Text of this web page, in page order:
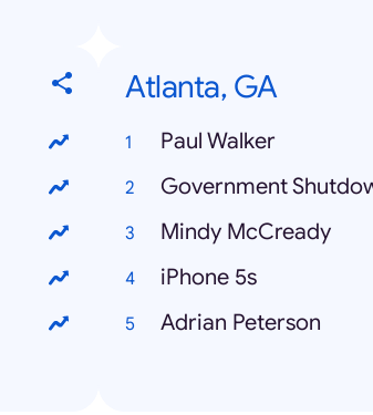
Atlanta, GA
Paul Walker
Government
Mindy McCready
iPhone 5s
Adrian Peterson